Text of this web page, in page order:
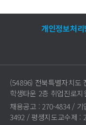
개인정보처리
(54896) 전북특별자치도
학생타운 2층 취업진로지
채용공고 : 270-4834 /
3492 / 평생지도교수제 :